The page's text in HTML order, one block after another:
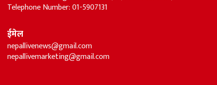
Telephone Number: 01-5907131
ईमेल
nepallivenews@gmail.com
nepallivemarketing@gmail.com